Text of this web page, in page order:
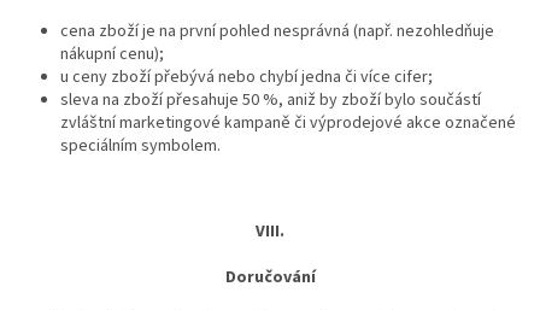
cena zboží je na první pohled nesprávná (např. nezohledňuje
nákupní cenu);
u ceny zboží přebývá nebo chybí jedna či více cifer;
sleva na zboží přesahuje 50 %, aniž by zboží bylo součástí
zvláštní marketingové kampaně či výprodejové akce označené
speciálním symbolem.
VIII.
Doručování